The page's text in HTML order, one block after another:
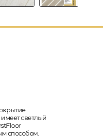
светлый
способом.